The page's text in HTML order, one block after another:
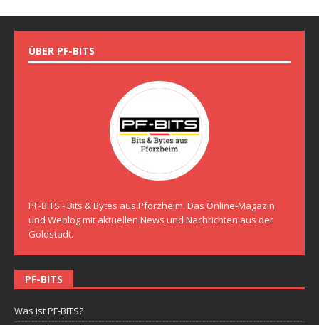
ÜBER PF-BITS
PF-BITS - Bits & Bytes aus Pforzheim. Das Online-Magazin
und Weblog mit aktuellen News und Nachrichten aus der
Goldstadt.
PF-BITS
Was ist PF-BITS?